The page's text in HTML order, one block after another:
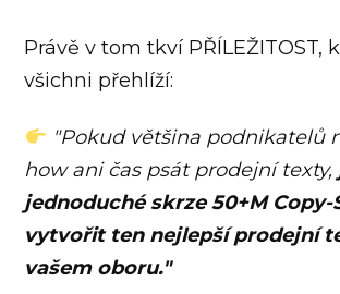
Právě v tom tkví PŘÍLEŽITOST,
všichni přehlíží:
"Pokud většina podnikatelů
how ani čas psát prodejní texty,
jednoduché skrze 50+M
vytvořit ten nejlepší prodejní
vašem oboru."